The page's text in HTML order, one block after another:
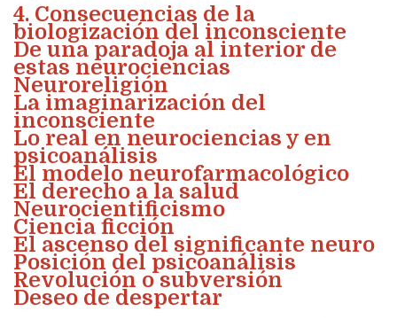
4. Consecuencias de la
biologización del inconsciente
De una paradoja al interior de
estas neurociencias
Neuroreligión
La imaginarización del
inconsciente
Lo real en neurociencias y en
psicoanálisis
El modelo neurofarmacológico
El derecho a la salud
Neurocientificismo
Ciencia ficción
El ascenso del significante neuro
Posición del psicoanálisis
Revolución o subversión
Deseo de despertar